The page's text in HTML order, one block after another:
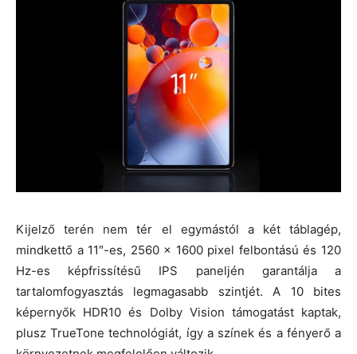
Kijelző terén nem tér el egymástól a két táblagép,
mindkettő a 11″-es, 2560 x 1600 pixel felbontású és 120
Hz-es képfrissítésű IPS paneljén garantálja a
tartalomfogyasztás legmagasabb szintjét. A 10 bites
képernyők HDR10 és Dolby Vision támogatást kaptak,
plusz TrueTone technológiát, így a színek és a fényerő a